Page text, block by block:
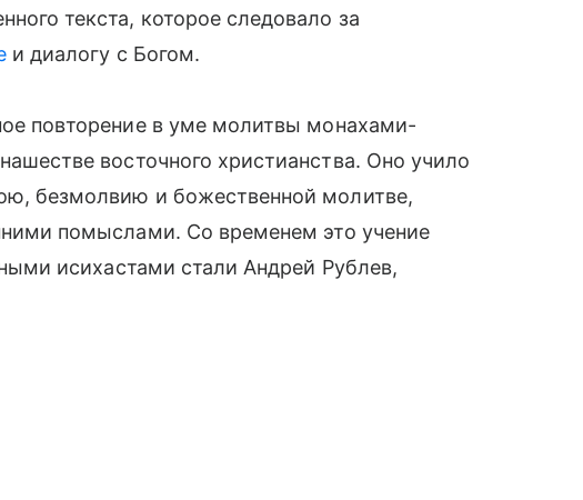
текста, которое следовало за
и диалогу с Богом.
повторение в уме молитвы монахами-
восточного христианства. Оно учило
безмолвию и божественной молитве,
помыслами. Со временем это учение
исихастами стали Андрей Рублев,